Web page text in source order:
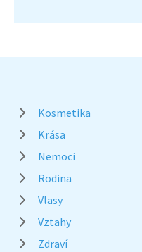
Kosmetika
Krása
Nemoci
Rodina
Vlasy
Vztahy
Zdraví